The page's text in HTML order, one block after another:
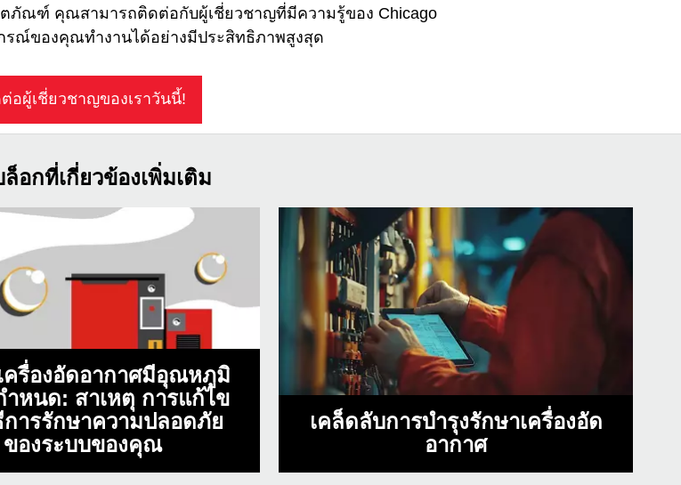
ภัณฑ์ คุณสามารถติดต่อกับผู้เชี่ยวชาญที่มีความรู้ของ Chicago
รณ์ของคุณทํางานได้อย่างมีประสิทธิภาพสูงสุด
อผู้เชี่ยวชาญของเราวันนี้!
อกที่เกี่ยวข้องเพิ่มเติม
ครื่องอัดอากาศมีอุณหภูมิ
ำหนด: สาเหตุ การแก้ไข
การรักษาความปลอดภัย
ของระบบของคุณ
เคล็ดลับการบํารุงรักษาเครื่องอัด
อากาศ